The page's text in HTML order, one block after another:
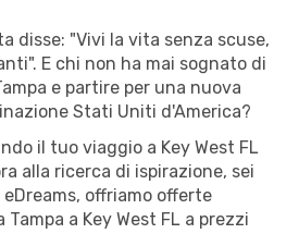
disse: "Vivi la vita senza scuse,
E chi non ha mai sognato di
e partire per una nuova
Stati Uniti d'America?
il tuo viaggio a Key West FL
alla ricerca di ispirazione, sei
offriamo offerte
a Key West FL a prezzi